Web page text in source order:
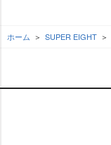
ホーム SUPER EIGHT